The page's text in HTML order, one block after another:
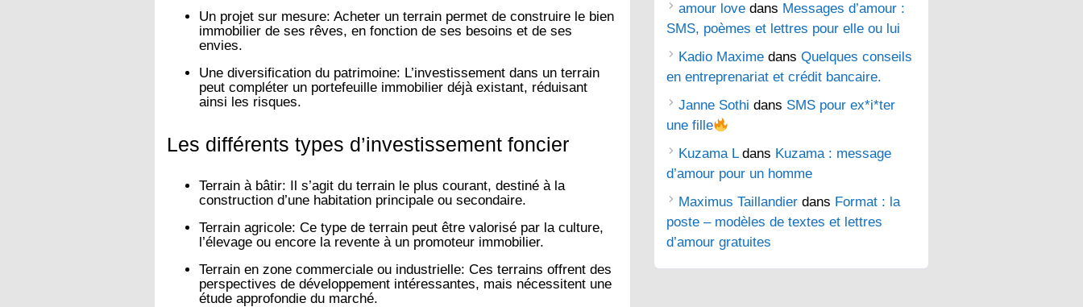
Un projet sur mesure: Acheter un terrain permet de construire le bien
immobilier de ses rêves, en fonction de ses besoins et de ses
envies.
Une diversification du patrimoine: L’investissement dans un terrain
peut compléter un portefeuille immobilier déjà existant, réduisant
ainsi les risques.
Les différents types d’investissement foncier
Terrain à bâtir: Il s’agit du terrain le plus courant, destiné à la
construction d’une habitation principale ou secondaire.
Terrain agricole: Ce type de terrain peut être valorisé par la culture,
l’élevage ou encore la revente à un promoteur immobilier.
Terrain en zone commerciale ou industrielle: Ces terrains offrent des
perspectives de développement intéressantes, mais nécessitent une
étude approfondie du marché.
amour love dans Messages d’amour :
SMS, poèmes et lettres pour elle ou lui
Kadio Maxime dans Quelques conseils
en entreprenariat et crédit bancaire.
Janne Sothi dans SMS pour ex*i*ter
une fille
Kuzama Ldans Kuzama : message
d’amour pour un homme
Maximus Taillandier dans Format : la
poste – modèles de textes et lettres
d’amour gratuites